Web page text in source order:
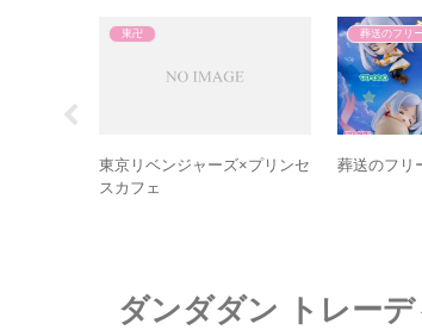
東卍
東京リベンジャーズ×プリンセ
スカフェ
葬送のフリ
葬送のフリ
ダンダダン トレー